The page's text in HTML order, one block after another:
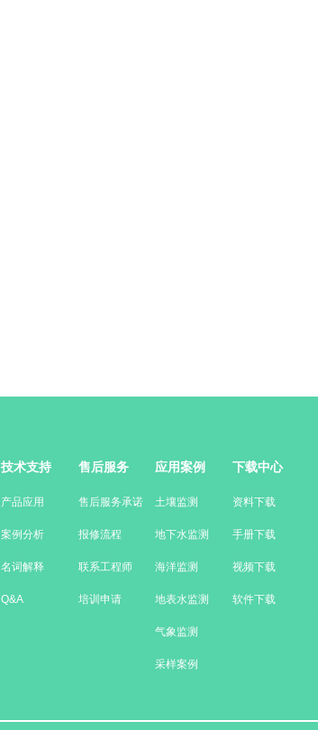
技术支持
产品应用
案例分析
名词解释
Q&A
售后服务
售后服务承诺
报修流程
联系工程师
培训申请
应用案例
土壤监测
地下水监测
海洋监测
地表水监测
气象监测
采样案例
下载中心
资料下载
手册下载
视频下载
软件下载